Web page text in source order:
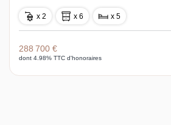
x 2 x 6 x 5
288 700 €
dont 4.98% TTC d'honoraires